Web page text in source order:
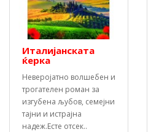
Италијанската
ќерка
Неверојатно волшебен и
трогателен роман за
изгубена љубов, семејни
тајни и истрајна
надеж.Есте отсек..